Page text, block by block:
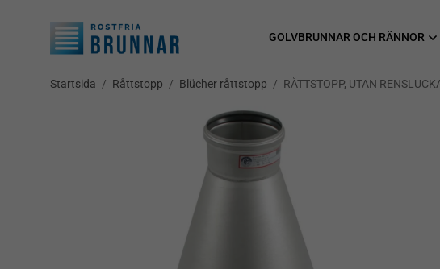
GOLVBRUNNAR OCH RÄNNOR
Startsida / Råttstopp / Blücher råttstopp / RÅTTSTOPP, UTAN